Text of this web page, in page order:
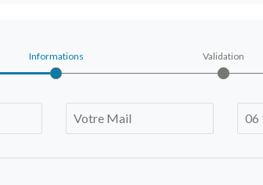
Informations Validation